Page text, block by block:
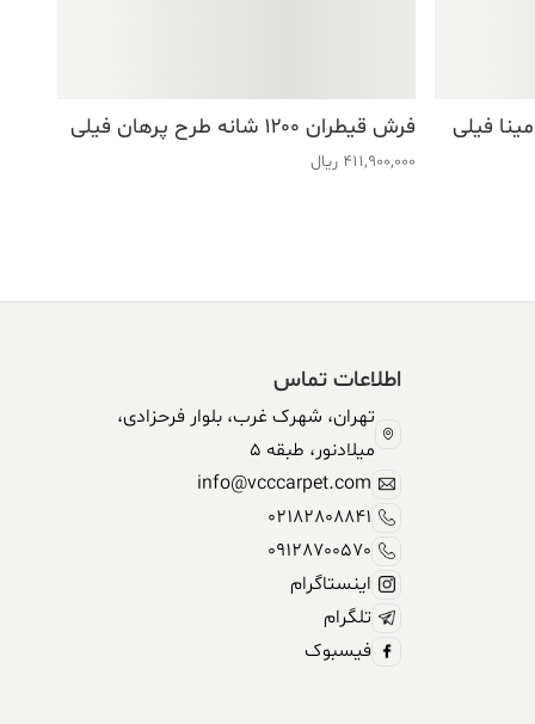
فرش قیطران ۱۲۰۰ شانه طرح پرهان فیلی
411,900,000 ریال
اطلاعات تماس
تهران، شهرک غرب، بلوار فرحزادی،
میلادنور، طبقه 5
info@vcccarpet.com
02182808841
09128700570
اینستاگرام
تلگرام
فیسبوک